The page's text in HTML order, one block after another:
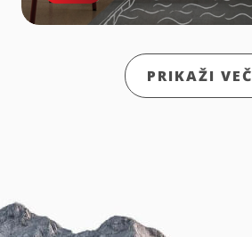
PRIKAŽI VEČ